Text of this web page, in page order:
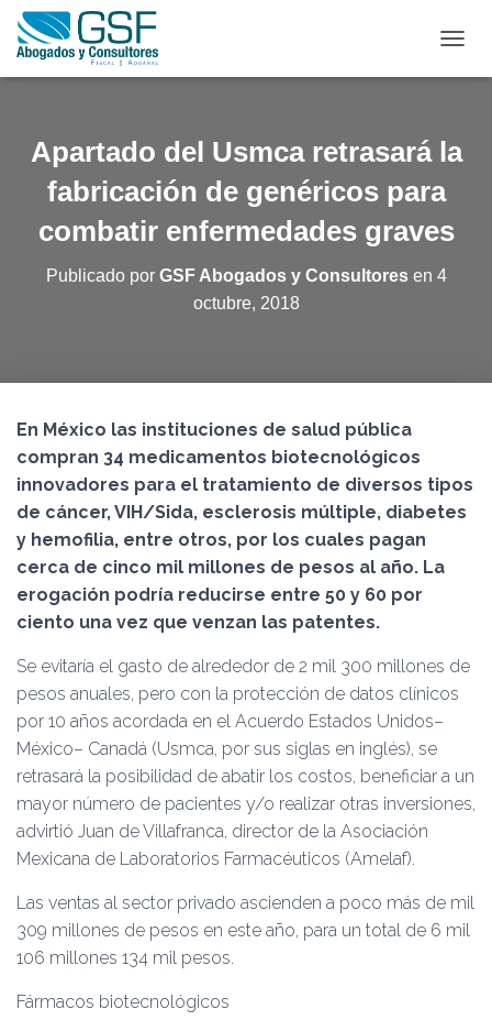
A
A
D
Ó
N
Apartado del Usmca retrasará la
fabricación de genéricos para
combatir enfermedades graves
Publicado por GSF Abogados y Consultoresen 4
octubre, 2018
En México las instituciones de salud pública
compran 34 medicamentos biotecnológicos
innovadores para el tratamiento de diversos tipos
de cáncer, VIH/Sida, esclerosis múltiple, diabetes
y hemofilia, entre otros, por los cuales pagan
cerca de cinco mil millones de pesos al año. La
erogación podría reducirse entre 50 y 60 por
ciento una vez que venzan las patentes.
Se evitaría el gasto de alrededor de 2 mil 300 millones de
pesos anuales, pero con la protección de datos clínicos
por 10 años acordada en el Acuerdo Estados Unidos–
México– Canadá (Usmca, por sus siglas en inglés), se
retrasará la posibilidad de abatir los costos, beneficiar a un
mayor número de pacientes y/o realizar otras inversiones,
advirtió Juan de Villafranca, director de la Asociación
Mexicana de Laboratorios Farmacéuticos (Amelaf).
Las ventas al sector privado ascienden a poco más de mil
309 millones de pesos en este año, para un total de 6 mil
106 millones 134 mil pesos.
Fármacos biotecnológicos